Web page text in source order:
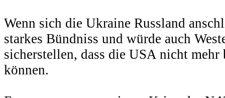
Wenn sich die Ukraine Russland
starkes Bündniss und würde auch
sicherstellen, dass die USA nicht mehr
können.